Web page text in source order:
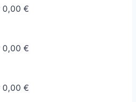
0,00 €
0,00 €
0,00 €